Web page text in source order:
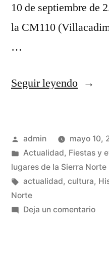
10 de septiembre de
la CM110
…
Seguir leyendo«La
vuelve
a
la
Publicado
por
admin
mayo 10,
Publicado
en
Actualidad, Fiestas y
lugares de la Sierra Norte
Etiquetas:
actualidad, cultura,
Norte
Deja un comentarioen